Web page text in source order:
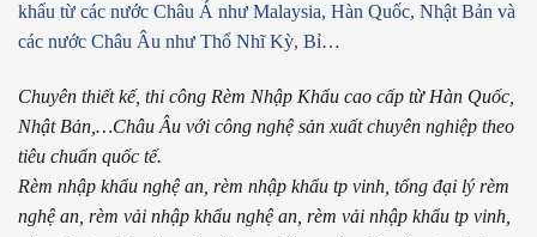
khẩu từ các nước Châu Á như Malaysia, Hàn Quốc, Nhật Bản và
các nước Châu Âu như Thổ Nhĩ Kỳ, Bỉ…
Chuyên thiết kế, thi công Rèm Nhập Khẩu cao cấp từ Hàn Quốc,
Nhật Bản,…Châu Âu với công nghệ sản xuất chuyên nghiệp theo
tiêu chuẩn quốc tế.
Rèm nhập khẩu nghệ an, rèm nhập khẩu tp vinh, tổng đại lý rèm
nghệ an, rèm vải nhập khẩu nghệ an, rèm vải nhập khẩu tp vinh,